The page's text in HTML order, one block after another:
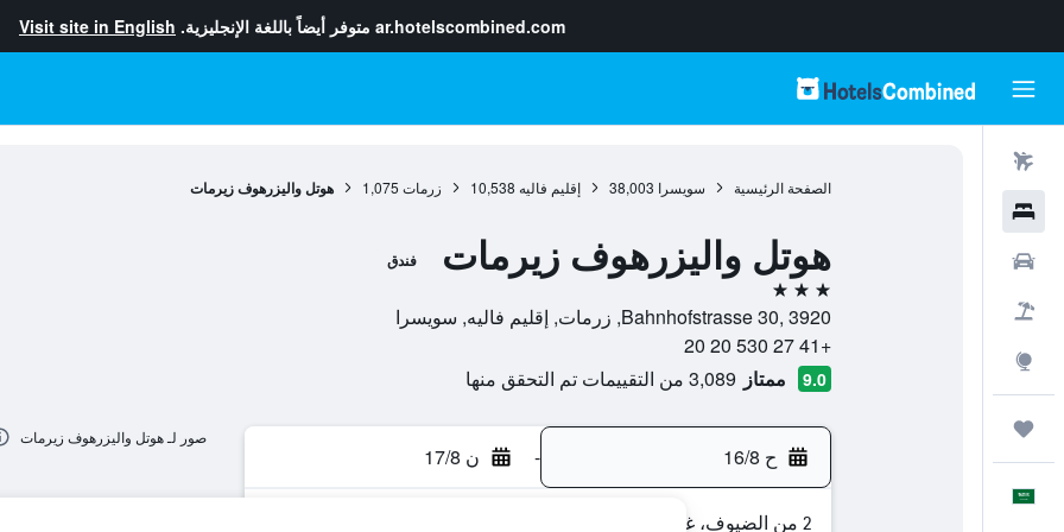
ar.hotelscombined.com متوفر أيضاً باللغة الإنجليزية. Visit site in English
الصفحة الرئيسية سويسرا 38,003 إقليم فاليه 10,538 زرمات 1,075 هوتل واليزرهوف زيرمات
هوتل واليزرهوف زيرمات فندق
3 نجوم
Bahnhofstrasse 30, 3920, زرمات, إقليم فاليه, سويسرا
+41 27 530 20 20
9.0 ممتاز 3,089 من التقييمات تم التحقق منها
ح 16/8 - ن 17/8
2 من الضيوف، غرفة واحدة
صور لـ هوتل واليزرهوف زيرمات